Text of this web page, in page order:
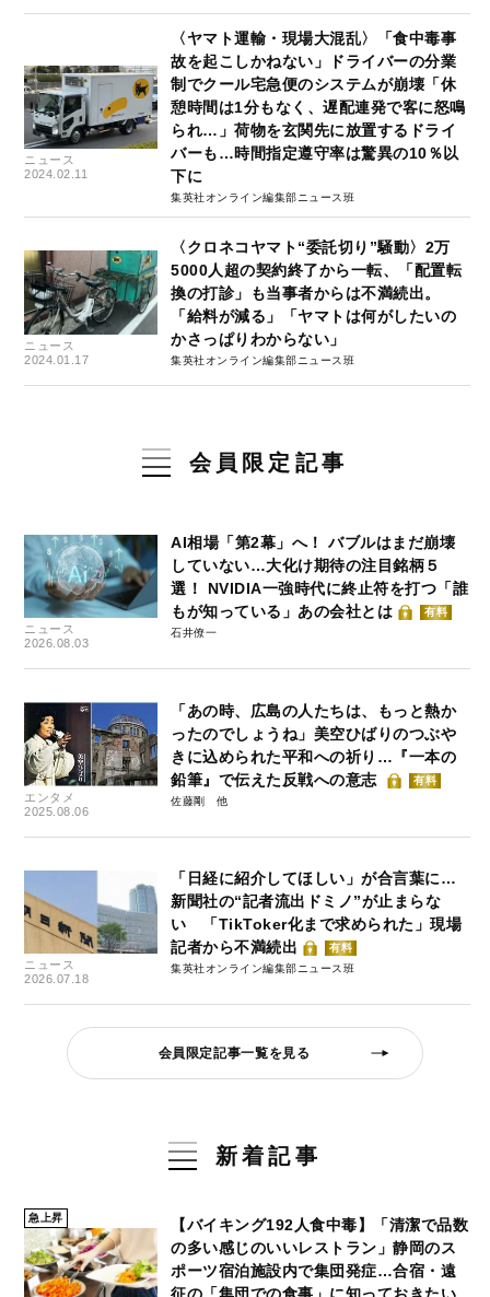
ニュース
2024.02.11
〈ヤマト運輸・現場大混乱〉「食中毒事
故を起こしかねない」ドライバーの分業
制でクール宅急便のシステムが崩壊「休
憩時間は1分もなく、遅配連発で客に怒鳴
られ…」荷物を玄関先に放置するドライ
バーも…時間指定遵守率は驚異の10％以
下に
集英社オンライン編集部ニュース班
ニュース
2024.01.17
〈クロネコヤマト“委託切り”騒動〉2万
5000人超の契約終了から一転、「配置転
換の打診」も当事者からは不満続出。
「給料が減る」「ヤマトは何がしたいの
かさっぱりわからない」
集英社オンライン編集部ニュース班
会員限定記事
ニュース
2026.08.03
AI相場「第2幕」へ！ バブルはまだ崩壊
していない…大化け期待の注目銘柄５
選！ NVIDIA一強時代に終止符を打つ「誰
もが知っている」あの会社とは
有料
石井僚一
エンタメ
2025.08.06
「あの時、広島の人たちは、もっと熱か
ったのでしょうね」美空ひばりのつぶや
きに込められた平和への祈り…『一本の
鉛筆』で伝えた反戦への意志
有料
佐藤剛
ニュース
2026.07.18
「日経に紹介してほしい」が合言葉に…
新聞社の“記者流出ドミノ”が止まらな
い 「TikToker化まで求められた」現場
記者から不満続出
有料
集英社オンライン編集部ニュース班
会員限定記事一覧を見る
新着記事
急上昇
【バイキング192人食中毒】「清潔で品数
の多い感じのいいレストラン」静岡のス
ポーツ宿泊施設内で集団発症…合宿・遠